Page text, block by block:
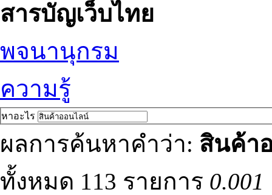
สารบัญเว็บไทย
พจนานุกรม
ความรู้
หาอะไร
ผลการค้นหาคำว่า: สินค้า
ทั้งหมด 113 รายการ